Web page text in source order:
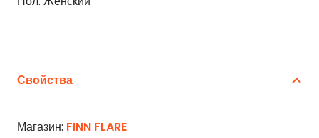
Свойства
Магазин: FINN FLARE